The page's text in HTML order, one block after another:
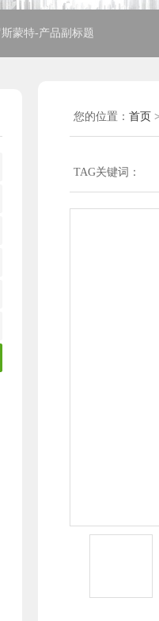
斯蒙特-产品副标题
您的位置： 首页
TAG关键词：